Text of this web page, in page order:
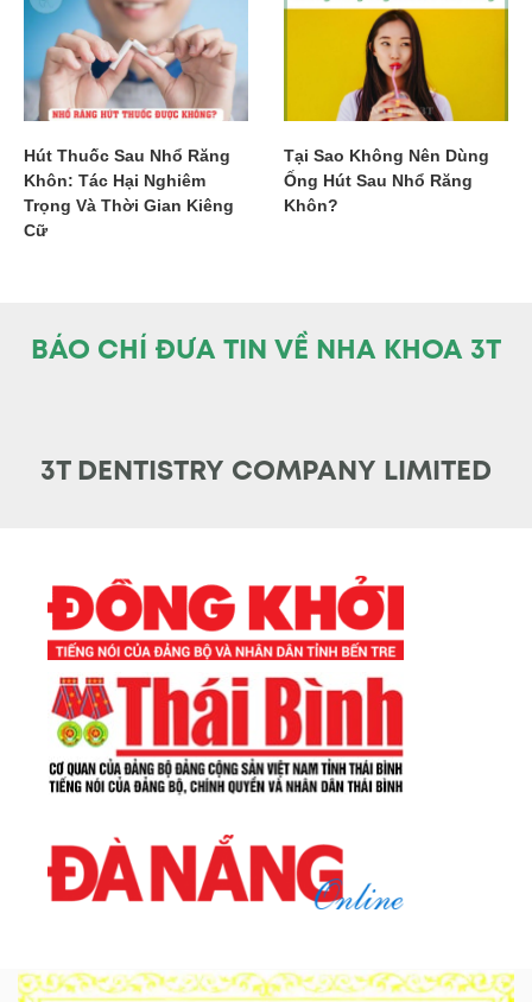
Hút Thuốc Sau Nhổ Răng
Khôn: Tác Hại Nghiêm
Trọng Và Thời Gian Kiêng
Cữ
Tại Sao Không Nên Dùng
Ống Hút Sau Nhổ Răng
Khôn?
BÁO CHÍ ĐƯA TIN VỀ NHA KHOA 3T
3T DENTISTRY COMPANY LIMITED